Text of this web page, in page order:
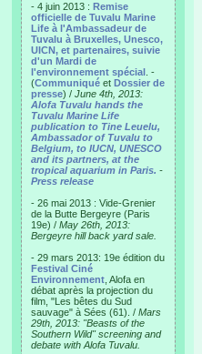
- 4 juin 2013 : Remise
officielle de Tuvalu Marine
Life à l'Ambassadeur de
Tuvalu à Bruxelles, Unesco,
UICN, et partenaires, suivie
d'un Mardi de
l'environnement spécial . -
(Communiqué et Dossier de
presse) / June 4th, 2013:
Alofa Tuvalu hands the
Tuvalu Marine Life
publication to Tine Leuelu,
Ambassador of Tuvalu to
Belgium, to IUCN, UNESCO
and its partners, at the
tropical aquarium in Paris. -
Press release
- 26 mai 2013 : Vide-Grenier
de la Butte Bergeyre (Paris
19e) / May 26th, 2013:
Bergeyre hill back yard sale.
- 29 mars 2013: 19e édition du
Festival Ciné
Environnement , Alofa en
débat après la projection du
film, "Les bêtes du Sud
sauvage" à Sées (61). / Mars
29th, 2013: "Beasts of the
Southern Wild" screening and
debate with Alofa Tuvalu.